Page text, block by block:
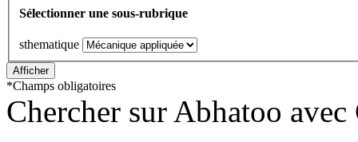
Sélectionner une sous-rubrique
sthematique
*Champs obligatoires
Chercher sur Abhatoo